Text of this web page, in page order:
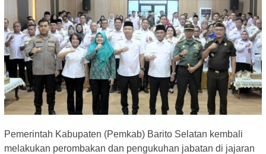
Pemerintah Kabupaten (Pemkab) Barito Selatan kembali
melakukan perombakan dan pengukuhan jabatan di jajaran